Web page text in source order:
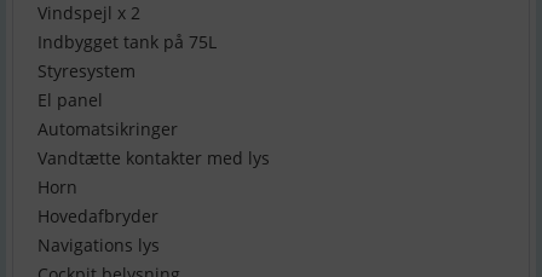
Vindspejl x 2
Indbygget tank på 75L
Styresystem
El panel
Automatsikringer
Vandtætte kontakter med lys
Horn
Hovedafbryder
Navigations lys